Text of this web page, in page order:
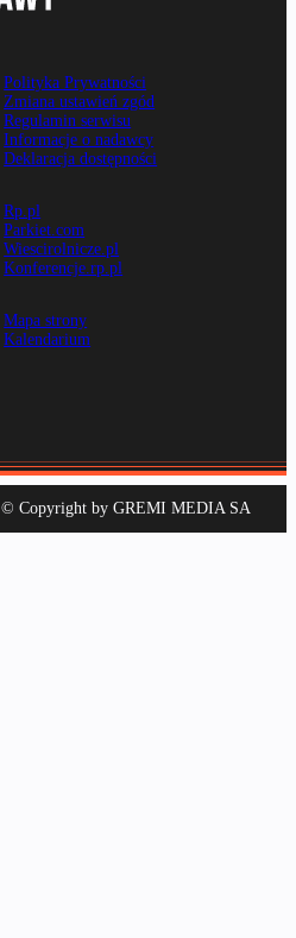
Polityka Prywatności
Zmiana ustawień zgód
Regulamin serwisu
Informacje o nadawcy
Deklaracja dostępności
Rp.pl
Parkiet.com
Wiescirolnicze.pl
Konferencje.rp.pl
Mapa strony
Kalendarium
© Copyright by GREMI MEDIA SA